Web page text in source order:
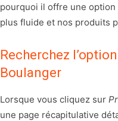
pourquoi il offre une
plus fluide et nos produits
Recherchez
Boulanger
Lorsque vous cliquez sur
une page récapitulative